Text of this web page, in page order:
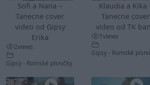
Sofi a Nana –
Tanecne cover
video od Gipsy
Erika
2views
Gipsy - Romské písničky
Klaudia a Kika
Tanecne cover
video od TK
1views
Gipsy - Romské